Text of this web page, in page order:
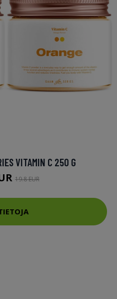
VITAMIN C 250 G
19.8 EUR